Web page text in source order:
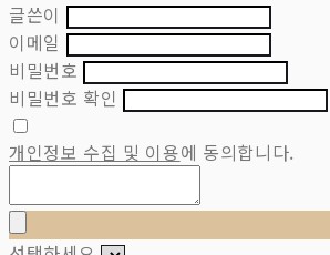
글쓴이
이메일
비밀번호
비밀번호 확인
개인정보 수집 및 이용에 동의합니다.